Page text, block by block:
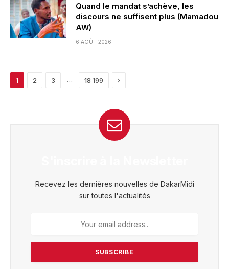
Quand le mandat s’achève, les
discours ne suffisent plus (Mamadou
AW)
6 AOÛT 2026
1 2 3 … 18 199 Next
Recevez les dernières nouvelles de DakarMidi
sur toutes l'actualités